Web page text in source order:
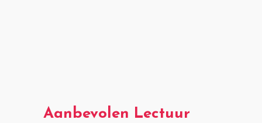
Aanbevolen Lectuur